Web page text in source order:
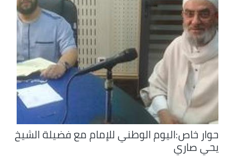
حوار خاص:اليوم الوطني للإمام مع فضيلة الشيخ
يحي صاري